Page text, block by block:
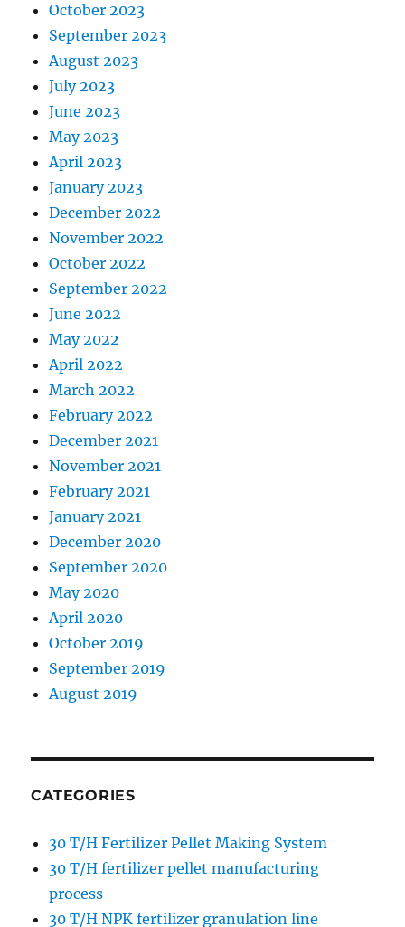
October 2023
September 2023
August 2023
July 2023
June 2023
May 2023
April 2023
January 2023
December 2022
November 2022
October 2022
September 2022
June 2022
May 2022
April 2022
March 2022
February 2022
December 2021
November 2021
February 2021
January 2021
December 2020
September 2020
May 2020
April 2020
October 2019
September 2019
August 2019
CATEGORIES
30 T/H Fertilizer Pellet Making System
30 T/H fertilizer pellet manufacturing
process
30 T/H NPK fertilizer granulation line